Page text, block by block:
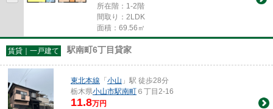
所在階：1-2階
間取り：2LDK
面積：69.56㎡
賃貸｜一戸建て 駅南町6丁目貸家
東北本線 「小山 」駅 徒歩28分
栃木県小山市駅南町 ６丁目2-16
11.8万円